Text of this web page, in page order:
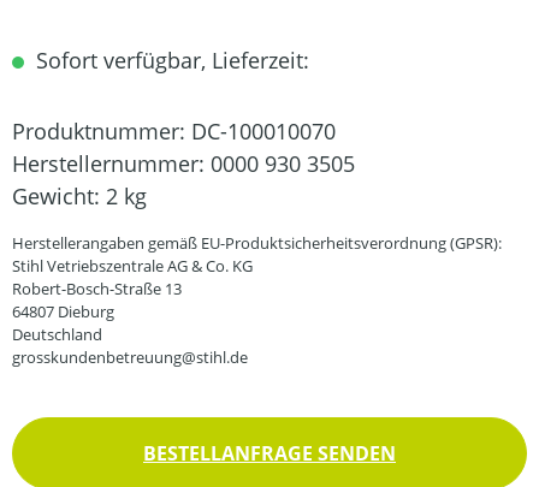
Sofort verfügbar, Lieferzeit:
Produktnummer: DC-100010070
Herstellernummer: 0000 930 3505
Gewicht: 2 kg
Herstellerangaben gemäß EU-Produktsicherheitsverordnung (GPSR):
Stihl Vetriebszentrale AG & Co. KG
Robert-Bosch-Straße 13
64807 Dieburg
Deutschland
grosskundenbetreuung@stihl.de
BESTELLANFRAGE SENDEN